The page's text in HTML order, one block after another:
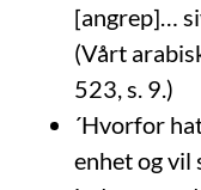
[angrep]…
(Vårt
523, s. 9.)
´Hvorfor
enhet og vil